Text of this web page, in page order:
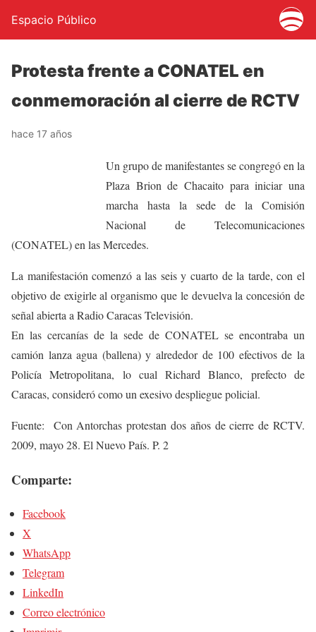
Espacio Público
Protesta frente a CONATEL en
conmemoración al cierre de RCTV
hace 17 años
Un grupo de manifestantes se congregó en la
Plaza Brion de Chacaito para iniciar una
marcha hasta la sede de la Comisión
Nacional de Telecomunicaciones
(CONATEL) en las Mercedes.
La manifestación comenzó a las seis y cuarto de la tarde, con el
objetivo de exigirle al organismo que le devuelva la concesión de
señal abierta a Radio Caracas Televisión.
En las cercanías de la sede de CONATEL se encontraba un
camión lanza agua (ballena) y alrededor de 100 efectivos de la
Policía Metropolitana, lo cual Richard Blanco, prefecto de
Caracas, consideró como un exesivo despliegue policial.
Fuente: Con Antorchas protestan dos años de cierre de RCTV.
2009, mayo 28. El Nuevo País. P. 2
Comparte:
Facebook
X
WhatsApp
Telegram
LinkedIn
Correo electrónico